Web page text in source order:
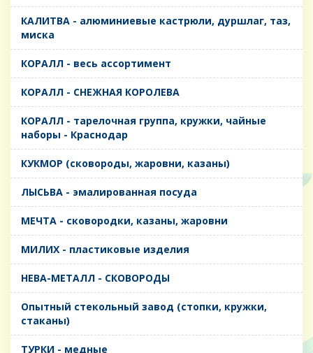
КАЛИТВА - алюминиевые кастрюли, дуршлаг, таз,
миска
КОРАЛЛ - весь ассортимент
КОРАЛЛ - СНЕЖНАЯ КОРОЛЕВА
КОРАЛЛ - тарелочная группа, кружки, чайные
наборы - Краснодар
КУКМОР (сковороды, жаровни, казаны)
ЛЫСЬВА - эмалированная посуда
МЕЧТА - сковородки, казаны, жаровни
МИЛИХ - пластиковые изделия
НЕВА-МЕТАЛЛ - СКОВОРОДЫ
Опытный стекольный завод (стопки, кружки,
стаканы)
ТУРКИ - медные